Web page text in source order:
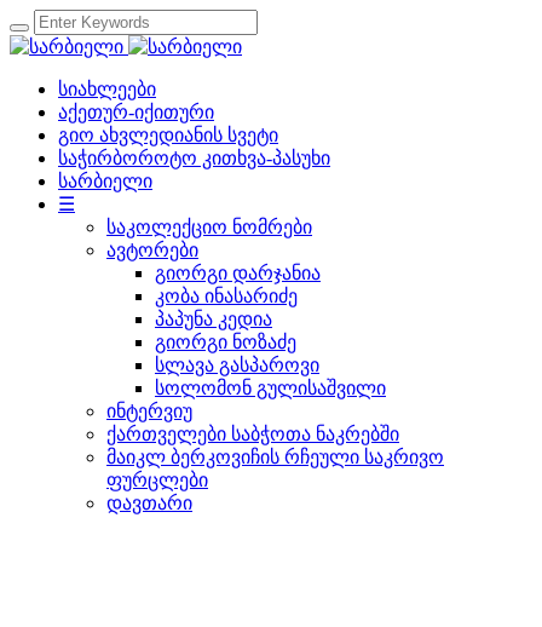
სიახლეები
აქეთურ-იქითური
გიო ახვლედიანის სვეტი
საჭირბოროტო კითხვა-პასუხი
სარბიელი
☰
საკოლექციო ნომრები
ავტორები
გიორგი დარჯანია
კობა ინასარიძე
პაპუნა კედია
გიორგი ნოზაძე
სლავა გასპაროვი
სოლომონ გულისაშვილი
ინტერვიუ
ქართველები საბჭოთა ნაკრებში
მაიკლ ბერკოვიჩის რჩეული საკრივო
ფურცლები
დავთარი